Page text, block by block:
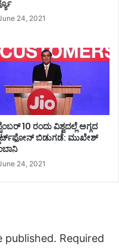
24, 2021
10 ರಂದು ವಿಶ್ವದಲ್ಲೆ ಅಗ್ಗದ
ಬಿಡುಗಡೆ: ಮುಖೇಶ್‌
24, 2021
published. Required